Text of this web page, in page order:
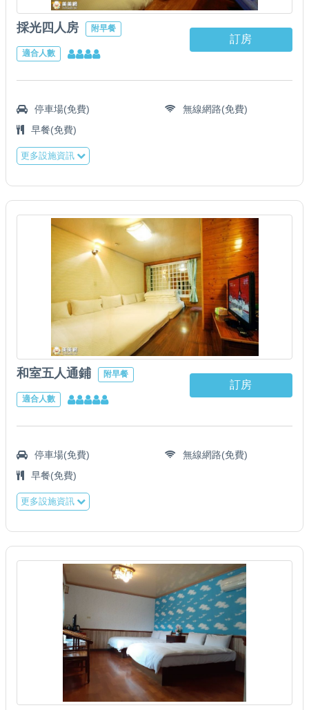
採光四人房 附早餐
適合人數
訂房
停車場(免費)
無線網路(免費)
早餐(免費)
更多設施資訊
和室五人通鋪 附早餐
適合人數
訂房
停車場(免費)
無線網路(免費)
早餐(免費)
更多設施資訊